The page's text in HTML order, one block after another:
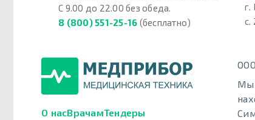
С 9.00 до 22.00 без обеда.
8 (800) 551-25-16 (бесплатно)
г.
с.
О насВрачамТендеры
Мы